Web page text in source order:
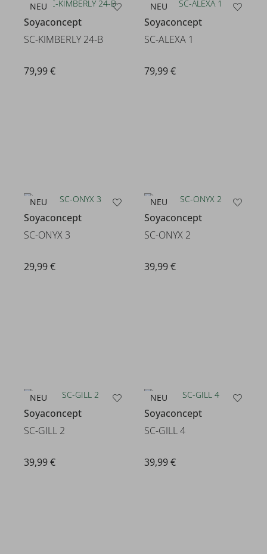
NEU
Soyaconcept
SC-KIMBERLY 24-B
79,99 €
NEU
Soyaconcept
SC-ALEXA 1
79,99 €
NEU
Soyaconcept
SC-ONYX 3
29,99 €
NEU
Soyaconcept
SC-ONYX 2
39,99 €
NEU
Soyaconcept
SC-GILL 2
39,99 €
NEU
Soyaconcept
SC-GILL 4
39,99 €